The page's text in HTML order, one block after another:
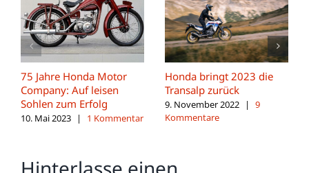
75 Jahre Honda Motor
Company: Auf leisen
Sohlen zum Erfolg
10. Mai 2023 | 1 Kommentar
Honda bringt 2023 die
Transalp zurück
9. November 2022 |
9
Kommentare